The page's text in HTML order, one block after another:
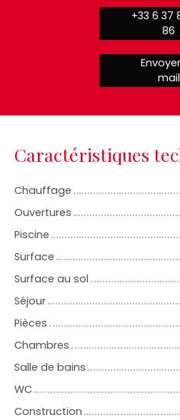
+33 6 37
86
mail
Caractéristiques
Chauffage
Ouvertures
Piscine
Surface
Surface au sol
Séjour
Pièces
Chambres
Salle de bains
WC
Construction